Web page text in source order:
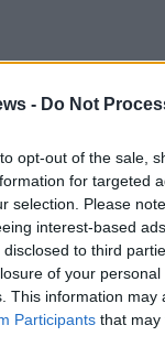
- Do Not
opt-out of the sale,
for targeted
selection. Please
interest-based
disclosed to third
of your
This information
Participants that may